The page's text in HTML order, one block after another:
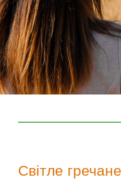
Світле